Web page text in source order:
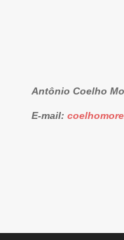
Antônio Coelho
E-mail: